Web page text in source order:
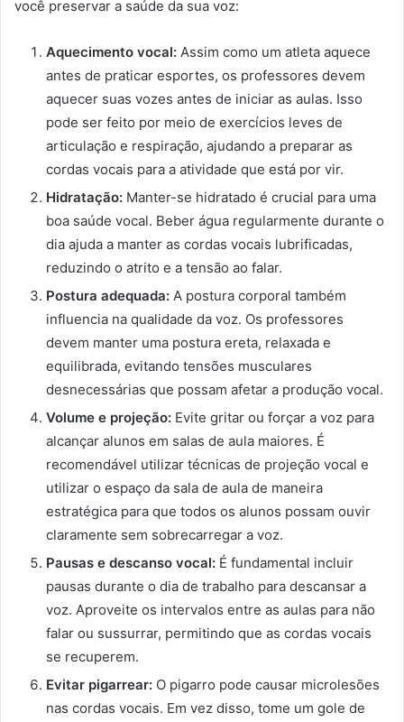
você preservar a saúde da sua voz:
Aquecimento vocal: Assim como um atleta aquece
antes de praticar esportes, os professores devem
aquecer suas vozes antes de iniciar as aulas. Isso
pode ser feito por meio de exercícios leves de
articulação e respiração, ajudando a preparar as
cordas vocais para a atividade que está por vir.
Hidratação: Manter-se hidratado é crucial para uma
boa saúde vocal. Beber água regularmente durante o
dia ajuda a manter as cordas vocais lubrificadas,
reduzindo o atrito e a tensão ao falar.
Postura adequada: A postura corporal também
influencia na qualidade da voz. Os professores
devem manter uma postura ereta, relaxada e
equilibrada, evitando tensões musculares
desnecessárias que possam afetar a produção vocal.
Volume e projeção: Evite gritar ou forçar a voz para
alcançar alunos em salas de aula maiores. É
recomendável utilizar técnicas de projeção vocal e
utilizar o espaço da sala de aula de maneira
estratégica para que todos os alunos possam ouvir
claramente sem sobrecarregar a voz.
Pausas e descanso vocal: É fundamental incluir
pausas durante o dia de trabalho para descansar a
voz. Aproveite os intervalos entre as aulas para não
falar ou sussurrar, permitindo que as cordas vocais
se recuperem.
Evitar pigarrear: O pigarro pode causar microlesões
nas cordas vocais. Em vez disso, tome um gole de